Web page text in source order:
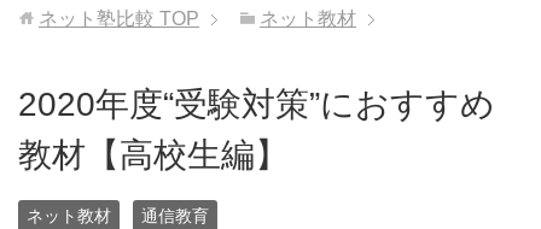
ネット塾比較 TOP ネット教材
2020年度“受験対策”におすすめ
教材【高校生編】
ネット教材 通信教育